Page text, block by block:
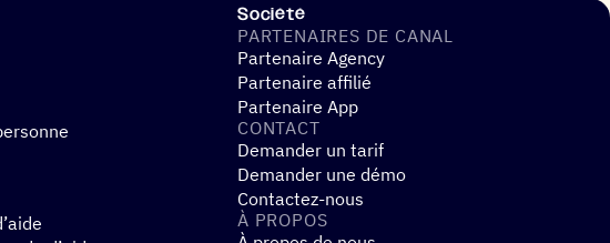
Société
PARTE­NAIRES DE CANAL
Partenaire Agency
Partenaire affilié
Partenaire App
CONTACT
Demander un tarif
Demander une démo
Contactez-nous
À PROPOS